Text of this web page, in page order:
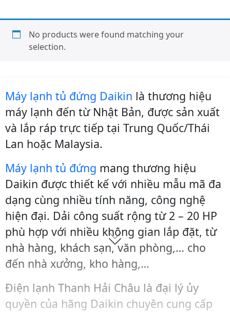
No products were found matching your
selection.
Máy lạnh tủ đứng Daikin là thương hiệu
máy lạnh đến từ Nhật Bản, được sản xuất
và lắp ráp trực tiếp tại Trung Quốc/Thái
Lan hoặc Malaysia.
Máy lạnh tủ đứng mang thương hiệu
Daikin được thiết kế với nhiều mẫu mã đa
dạng cùng nhiều tính năng, công nghệ
hiện đại. Dải công suất rộng từ 2 – 20 HP
phù hợp với nhiều không gian lắp đặt, từ
nhà hàng, khách sạn, văn phòng,… cho
đến nhà xưởng, kho hàng,…
Điện lạnh Thanh Hải Châu là đại lý ủy
quyền của hãng Daikin chuyên cung cấp